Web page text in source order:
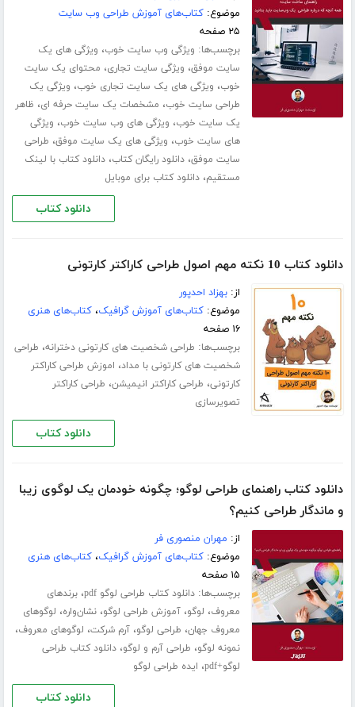
موضوع:کتاب‌های آموزش طراحی وب سایت
۲۵ صفحه
برچسب‌ها: ویژگی وب سایت خوب، ویژگی های یک
سایت موفق، ویژگی سایت تجاری، محتوای یک سایت
خوب، ویژگی های یک سایت تجاری خوب، ویژگی یک
طراحی سایت خوب، مشخصات یک سایت حرفه ای، ظاهر
یک سایت خوب، ویژگی های وب سایت خوب، ویژگی
های سایت خوب، ویژگی های یک سایت موفق، طراحی
سایت موفق،دانلود رایگان کتاب،دانلود کتاب با لینک
مستقیم،دانلود کتاب برای موبایل
دانلود کتاب
دانلود کتاب 10 نکته مهم اصول طراحی کاراکتر کارتونی
از:بهزاد احدپور
موضوع:کتاب‌های آموزش گرافیک،کتاب‌های هنری
۱۶ صفحه
برچسب‌ها: طراحی شخصیت های کارتونی دخترانه، طراحی
شخصیت های کارتونی با مداد، اموزش طراحی کاراکتر
کارتونی، طراحی کاراکتر انیمیشن، طراحی کاراکتر
تصویرسازی
دانلود کتاب
دانلود کتاب راهنمای طراحی لوگو؛ چگونه خودمان یک لوگوی زیبا
و ماندگار طراحی کنیم؟
از: مهران منصوری فر
موضوع:کتاب‌های آموزش گرافیک،کتاب‌های هنری
۱۵ صفحه
برچسب‌ها:دانلود کتاب طراحی لوگو pdf ،برندهای
معروف، لوگو،آموزش طراحی لوگو،نشان‌واره، لوگوهای
معروف جهان، طراحی لوگو،آرم شرکت، لوگوهای معروف،
نمونه لوگو، طراحی آرم و لوگو،دانلود کتاب طراحی
لوگو+pdf
، ایده طراحی لوگو
دانلود کتاب